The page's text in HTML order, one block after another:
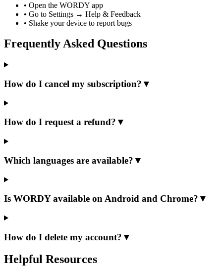
• Open the WORDY app
• Go to Settings → Help & Feedback
• Shake your device to report bugs
Frequently Asked Questions
How do I cancel my subscription? ▼
How do I request a refund? ▼
Which languages are available? ▼
Is WORDY available on Android and Chrome? ▼
How do I delete my account? ▼
Helpful Resources